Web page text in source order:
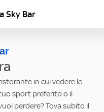
Sky Bar
in cui vedere le
sport preferito o il
perdere? Tova subito il